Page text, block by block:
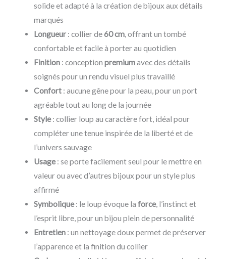
solide et adapté à la création de bijoux aux détails
marqués
Longueur: collier de60 cm, offrant un tombé
confortable et facile à porter au quotidien
Finition: conception premiumavec des détails
soignés pour un rendu visuel plus travaillé
Confort: aucune gêne pour la peau, pour un port
agréable tout au long de la journée
Style: collier loup au caractère fort, idéal pour
compléter une tenue inspirée de la liberté et de
l’univers sauvage
Usage: se porte facilement seul pour le mettre en
valeur ou avec d’autres bijoux pour un style plus
affirmé
Symbolique: le loup évoque la force, l’instinct et
l’esprit libre, pour un bijou plein de personnalité
Entretien: un nettoyage doux permet de préserver
l’apparence et la finition du collier